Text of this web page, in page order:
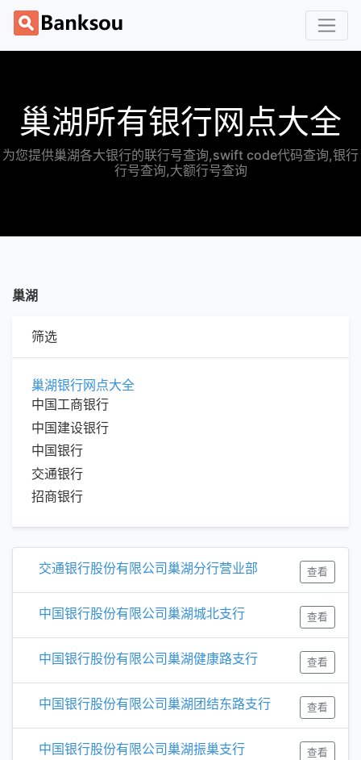
巢湖所有银行网点大全
为您提供巢湖各大银行的联行号查询,swift code代码查询,银行
行号查询,大额行号查询
巢湖
筛选
巢湖银行网点大全
中国工商银行
中国建设银行
中国银行
交通银行
招商银行
查看
交通银行股份有限公司巢湖分行营业部
查看
中国银行股份有限公司巢湖城北支行
查看
中国银行股份有限公司巢湖健康路支行
查看
中国银行股份有限公司巢湖团结东路支行
查看
中国银行股份有限公司巢湖振巢支行